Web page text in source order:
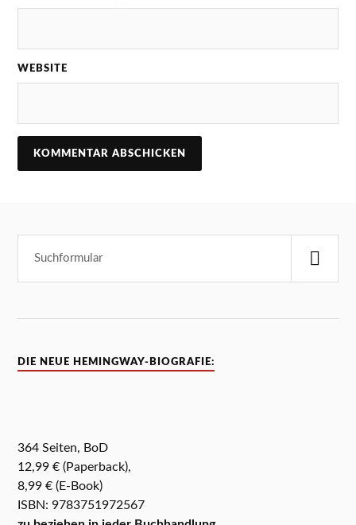
WEBSITE
DIE NEUE HEMINGWAY-BIOGRAFIE:
364 Seiten, BoD
12,99 € (Paperback),
8,99 € (E-Book)
ISBN: 9783751972567